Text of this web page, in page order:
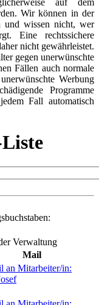
auf dem
Wir können in der
und wissen nicht, wer
Eine rechtssichere
nicht gewährleistet.
gegen unerwünschte
Fällen auch normale
Werbung
Programme
Fall automatisch
Verwaltung
Mail